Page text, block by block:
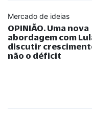
Mercado de ideias
OPINIÃO. Uma nova
abordagem com
discutir
não o déficit